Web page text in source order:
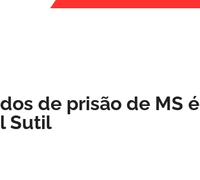
de prisão de MS é
Sutil